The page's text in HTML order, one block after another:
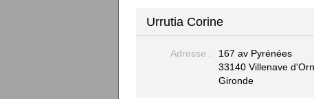
Urrutia Corine
Adresse :
167 av Pyrénées
33140 Villenave
Gironde